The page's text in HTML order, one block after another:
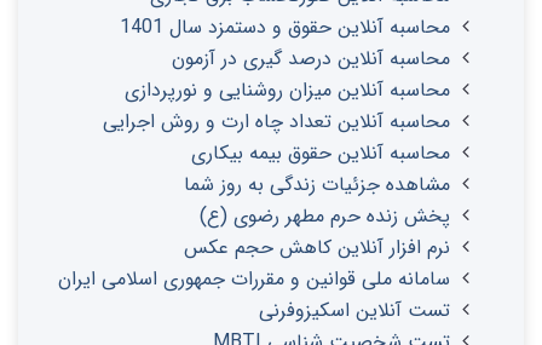
محاسبه آنلاین حقوق و دستمزد سال 1401
محاسبه آنلاین درصد گیری در آزمون
محاسبه آنلاین میزان روشنایی و نورپردازی
محاسبه آنلاین تعداد چاه ارت و روش اجرایی
محاسبه آنلاین حقوق بیمه بیکاری
مشاهده جزئیات زندگی به روز شما
پخش زنده حرم مطهر رضوی (ع)
نرم افزار آنلاین کاهش حجم عکس
سامانه ملی قوانین و مقررات جمهوری اسلامی ایران
تست آنلاین اسکیزوفرنی